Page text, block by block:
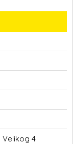
Velikog 4